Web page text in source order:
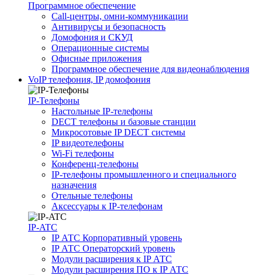
Программное обеспечение
Call-центры, омни-коммуникации
Антивирусы и безопасность
Домофония и СКУД
Операционные системы
Офисные приложения
Программное обеспечение для видеонаблюдения
VoIP телефония, IP домофония
IP-Телефоны
Настольные IP-телефоны
DECT телефоны и базовые станции
Микросотовые IP DECT системы
IP видеотелефоны
Wi-Fi телефоны
Конференц-телефоны
IP-телефоны промышленного и специального
назначения
Отельные телефоны
Аксессуары к IP-телефонам
IP-ATC
IP АТС Корпоративный уровень
IP АТС Операторский уровень
Модули расширения к IP АТС
Модули расширения ПО к IP АТС